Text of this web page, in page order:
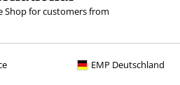
Shop for customers from
EMP Deutschland